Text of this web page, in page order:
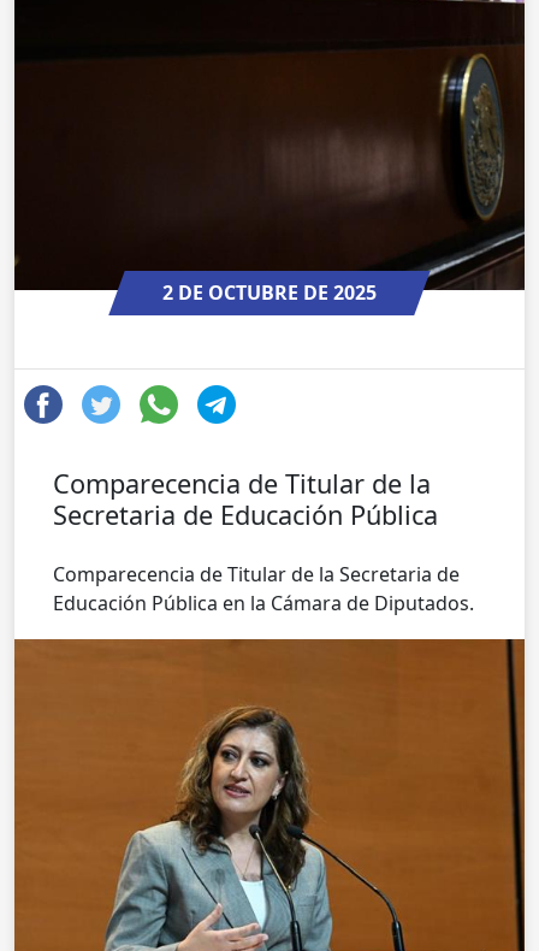
2 DE OCTUBRE DE 2025
Comparecencia de Titular de la
Secretaria de Educación Pública
Comparecencia de Titular de la Secretaria de
Educación Pública en la Cámara de Diputados.